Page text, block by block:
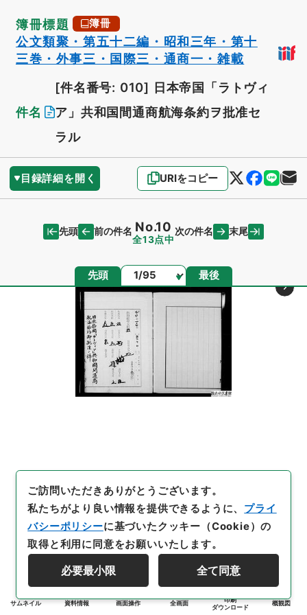
簿冊標題 簿冊
公文類聚・第五十二編・昭和三年・第十
三巻・外事三・国際三・通商一・雑載
件名
[件名番号: 010] 日本帝国「ラトヴィ
ア」共和国間通商航海条約ヲ批准セ
ラル
目録詳細を開く URIをコピー
先頭 前の件名 No.10
全13点中
次の件名 末尾
先頭 ページ 最後
サムネイル 資料情報 画面操作 全画面
印刷
ダウンロード
概観図
ご訪問いただきありがとうございます。
私たちがより良い情報を提供できるように、 プライ
バシーポリシーに基づいたクッキー（Cookie）の
取得と利用に同意をお願いいたします。
必要最小限 全て同意